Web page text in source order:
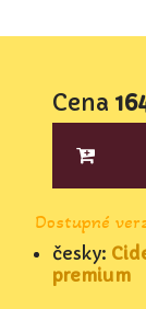
Cena
Dostupné
česky:
premium